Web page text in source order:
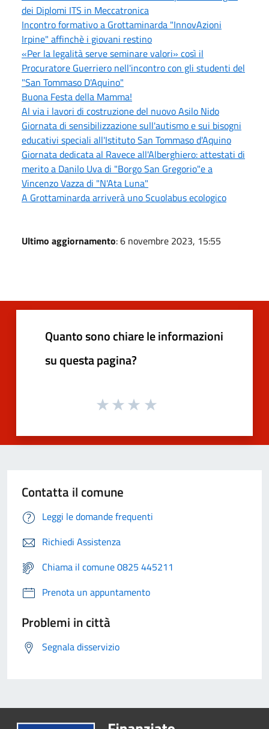
dei Diplomi ITS in Meccatronica
Incontro formativo a Grottaminarda "InnovAzioni
Irpine" affinchè i giovani restino
«Per la legalità serve seminare valori» così il
Procuratore Guerriero nell'incontro con gli studenti del
"San Tommaso D'Aquino"
Buona Festa della Mamma!
Al via i lavori di costruzione del nuovo Asilo Nido
Giornata di sensibilizzazione sull'autismo e sui bisogni
educativi speciali all'Istituto San Tommaso d'Aquino
Giornata dedicata al Ravece all'Alberghiero: attestati di
merito a Danilo Uva di "Borgo San Gregorio"e a
Vincenzo Vazza di "N'Ata Luna"
A Grottaminarda arriverà uno Scuolabus ecologico
Ultimo aggiornamento: 6 novembre 2023, 15:55
Quanto sono chiare le informazioni
su questa pagina?
Contatta il comune
Leggi le domande frequenti
Richiedi Assistenza
Chiama il comune 0825 445211
Prenota un appuntamento
Problemi in città
Segnala disservizio